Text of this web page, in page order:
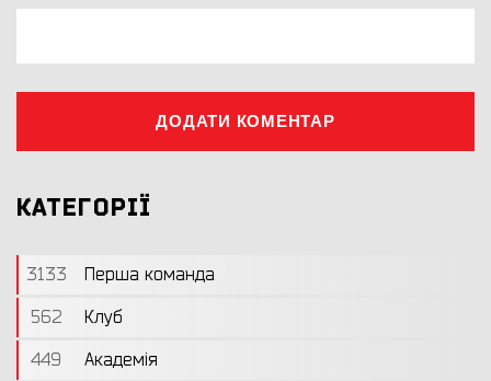
ДОДАТИ КОМЕНТАР
КАТЕГОРІЇ
3133
Перша команда
562
Клуб
449
Академія